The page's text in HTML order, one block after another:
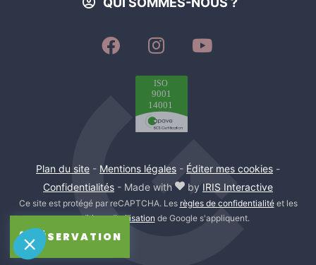
RÉSERVATION
SUIVEZ-
NOUS
SUR
SUIVEZ-
NOUS
SUR
Plan du site - Mentions légales - Éditer mes cookies -
Confidentialités - Made with by IRIS Interactive
Ce site est protégé par reCAPTCHA. Les règles de confidentialitéet les
conditions d'utilisation de Google s'appliquent.